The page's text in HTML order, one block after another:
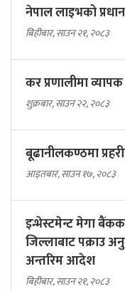
नेपाल लाइभको
बिहीबार, साउन २१, २०८३
कर प्रणालीमा
शुक्रबार, साउन २२, २०८३
बूढानीलकण्ठमा
आइतबार, साउन १७, २०८३
इन्भेस्टमेन्ट मेगा
जिल्लाबाट पक्राउ
अन्तरिम आदेश
बिहीबार, साउन २१, २०८३